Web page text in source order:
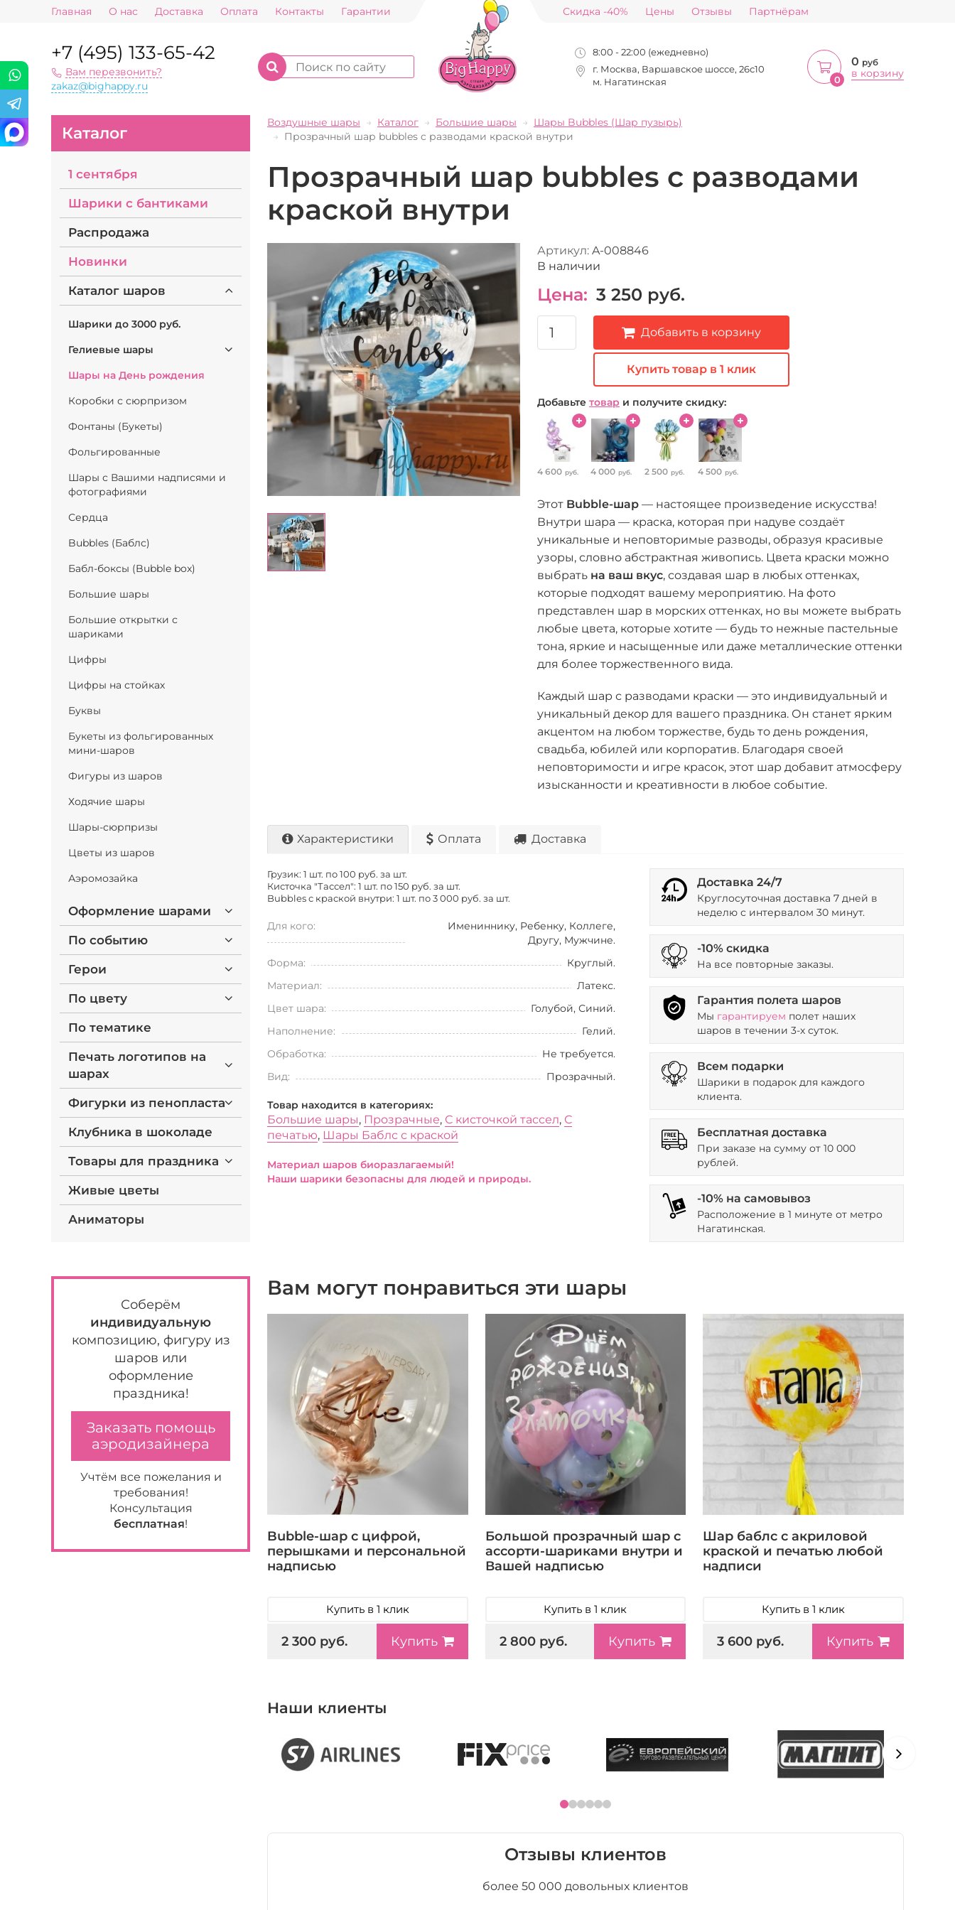
Главная О нас Доставка Оплата Контакты Гарантии Скидка -40% Цены Отзывы Партнёрам
+7 (495) 133-65-42
Вам перезвонить?
zakaz@bighappy.ru
8:00 - 22:00 (ежедневно)
г. Москва, Варшавское шоссе, 26с10
м. Нагатинская
0
0 руб
в корзину
Каталог
1 сентября
Шарики с бантиками
Распродажа
Новинки
Каталог шаров
Шарики до 3000 руб.
Гелиевые шары
Шары на День рождения
Коробки с сюрпризом
Фонтаны (Букеты)
Фольгированные
Шары с Вашими надписями и
фотографиями
Сердца
Bubbles (Баблс)
Бабл-боксы (Bubble box)
Большие шары
Большие открытки с
шариками
Цифры
Цифры на стойках
Буквы
Букеты из фольгированных
мини-шаров
Фигуры из шаров
Ходячие шары
Шары-сюрпризы
Цветы из шаров
Аэромозайка
Оформление шарами
По событию
Герои
По цвету
По тематике
Печать логотипов на
шарах
Фигурки из пенопласта
Клубника в шоколаде
Товары для праздника
Живые цветы
Аниматоры
Соберём
индивидуальную
композицию, фигуру из
шаров или
оформление
праздника!
Заказать помощь
аэродизайнера
Учтём все пожелания и
требования!
Консультация
бесплатная!
Воздушные шары Каталог Большие шары
Шары Bubbles (Шар пузырь)
Прозрачный шар bubbles c разводами краской внутри
Прозрачный шар bubbles c разводами
краской внутри
Артикул: A-008846
В наличии
Цена: 3 250 руб.
Добавить в корзину
Купить товар в 1 клик
Добавьте товар и получите скидку:
4 600 руб. 4 000 руб. 2 500 руб. 4 500 руб.
Этот Bubble-шар — настоящее произведение искусства!
Внутри шара — краска, которая при надуве создаёт
уникальные и неповторимые разводы, образуя красивые
узоры, словно абстрактная живопись. Цвета краски можно
выбрать на ваш вкус, создавая шар в любых оттенках,
которые подходят вашему мероприятию. На фото
представлен шар в морских оттенках, но вы можете выбрать
любые цвета, которые хотите — будь то нежные пастельные
тона, яркие и насыщенные или даже металлические оттенки
для более торжественного вида.
Каждый шар с разводами краски — это индивидуальный и
уникальный декор для вашего праздника. Он станет ярким
акцентом на любом торжестве, будь то день рождения,
свадьба, юбилей или корпоратив. Благодаря своей
неповторимости и игре красок, этот шар добавит атмосферу
изысканности и креативности в любое событие.
Характеристики Оплата Доставка
Грузик: 1 шт. по 100 руб. за шт.
Кисточка "Тассел": 1 шт. по 150 руб. за шт.
Bubbles с краской внутри: 1 шт. по 3 000 руб. за шт.
Для кого:
Имениннику, Ребенку, Коллеге,
Другу, Мужчине.
Форма:
Круглый.
Материал:
Латекс.
Цвет шара:
Голубой, Синий.
Наполнение:
Гелий.
Обработка:
Не требуется.
Вид:
Прозрачный.
Товар находится в категориях:
Большие шары, Прозрачные, С кисточкой тассел, С
печатью, Шары Баблс с краской
Материал шаров биоразлагаемый!
Наши шарики безопасны для людей и природы.
Доставка 24/7
Круглосуточная доставка 7 дней в
неделю с интервалом 30 минут.
-10% скидка
На все повторные заказы.
Гарантия полета шаров
Мы гарантируем полет наших
шаров в течении 3-х суток.
Всем подарки
Шарики в подарок для каждого
клиента.
Бесплатная доставка
При заказе на сумму от 10 000
рублей.
-10% на самовывоз
Расположение в 1 минуте от метро
Нагатинская.
Вам могут понравиться эти шары
Bubble-шар с цифрой,
перышками и персональной
надписью
Купить в 1 клик
2 300 руб. Купить
Большой прозрачный шар с
ассорти-шариками внутри и
Вашей надписью
Купить в 1 клик
2 800 руб. Купить
Шар баблс с акриловой
краской и печатью любой
надписи
Купить в 1 клик
3 600 руб. Купить
Наши клиенты
Отзывы клиентов
более 50 000 довольных клиентов